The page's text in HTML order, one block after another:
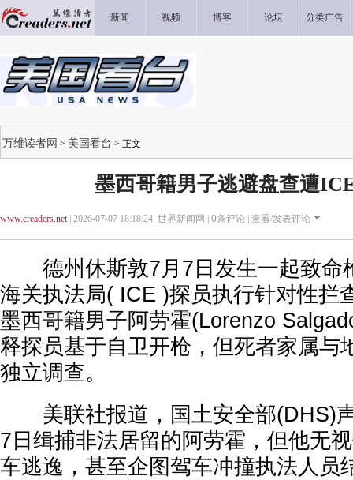
新闻 视频 博客 论坛 分类广告
万维读者网 > 美国看台 > 正文
墨西哥籍男子逃避盘查遭
www.creaders.net| 2026-07-07 18:18:24 世界新闻网 | 0条评论 | 查看/发表评论
德州休斯敦7月7日发生一起致命
海关执法局( ICE )探员执行针对性拦
墨西哥籍男子阿劳霍(Lorenzo
释探员基于自卫开枪，但死者家属与
独立调查。
美联社报道，国土安全部(DHS)
7日缉捕非法居留的阿劳霍，但他无
车逃逸，甚至企图驾车冲撞执法人员